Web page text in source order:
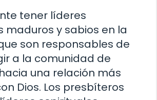
tener líderes
maduros y sabios en la
son responsables de
a la comunidad de
una relación más
Dios. Los presbíteros